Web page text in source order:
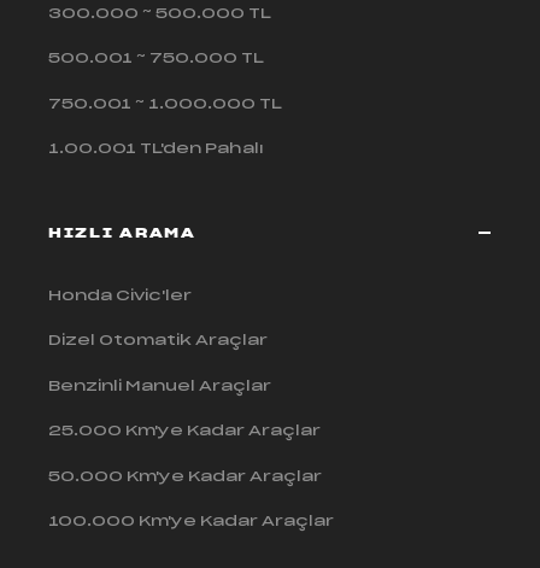
300.000 ~ 500.000 TL
500.001 ~ 750.000 TL
750.001 ~ 1.000.000 TL
1.00.001 TL'den Pahalı
HIZLI ARAMA
Honda Civic'ler
Dizel Otomatik Araçlar
Benzinli Manuel Araçlar
25.000 Km'ye Kadar Araçlar
50.000 Km'ye Kadar Araçlar
100.000 Km'ye Kadar Araçlar